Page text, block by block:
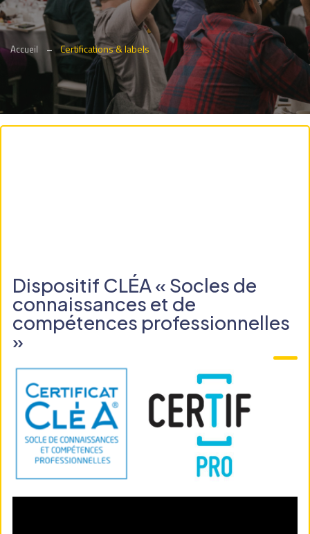
Accueil Certifications & labels
Dispositif CLÉA « Socles de
connaissances et de
compétences professionnelles
»